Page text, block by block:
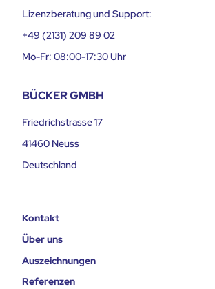
Lizenzberatung und Support:
+49 (2131) 209 89 02
Mo-Fr: 08:00-17:30 Uhr
BÜCKER GMBH
Friedrichstrasse 17
41460 Neuss
Deutschland
Kontakt
Über uns
Auszeichnungen
Referenzen